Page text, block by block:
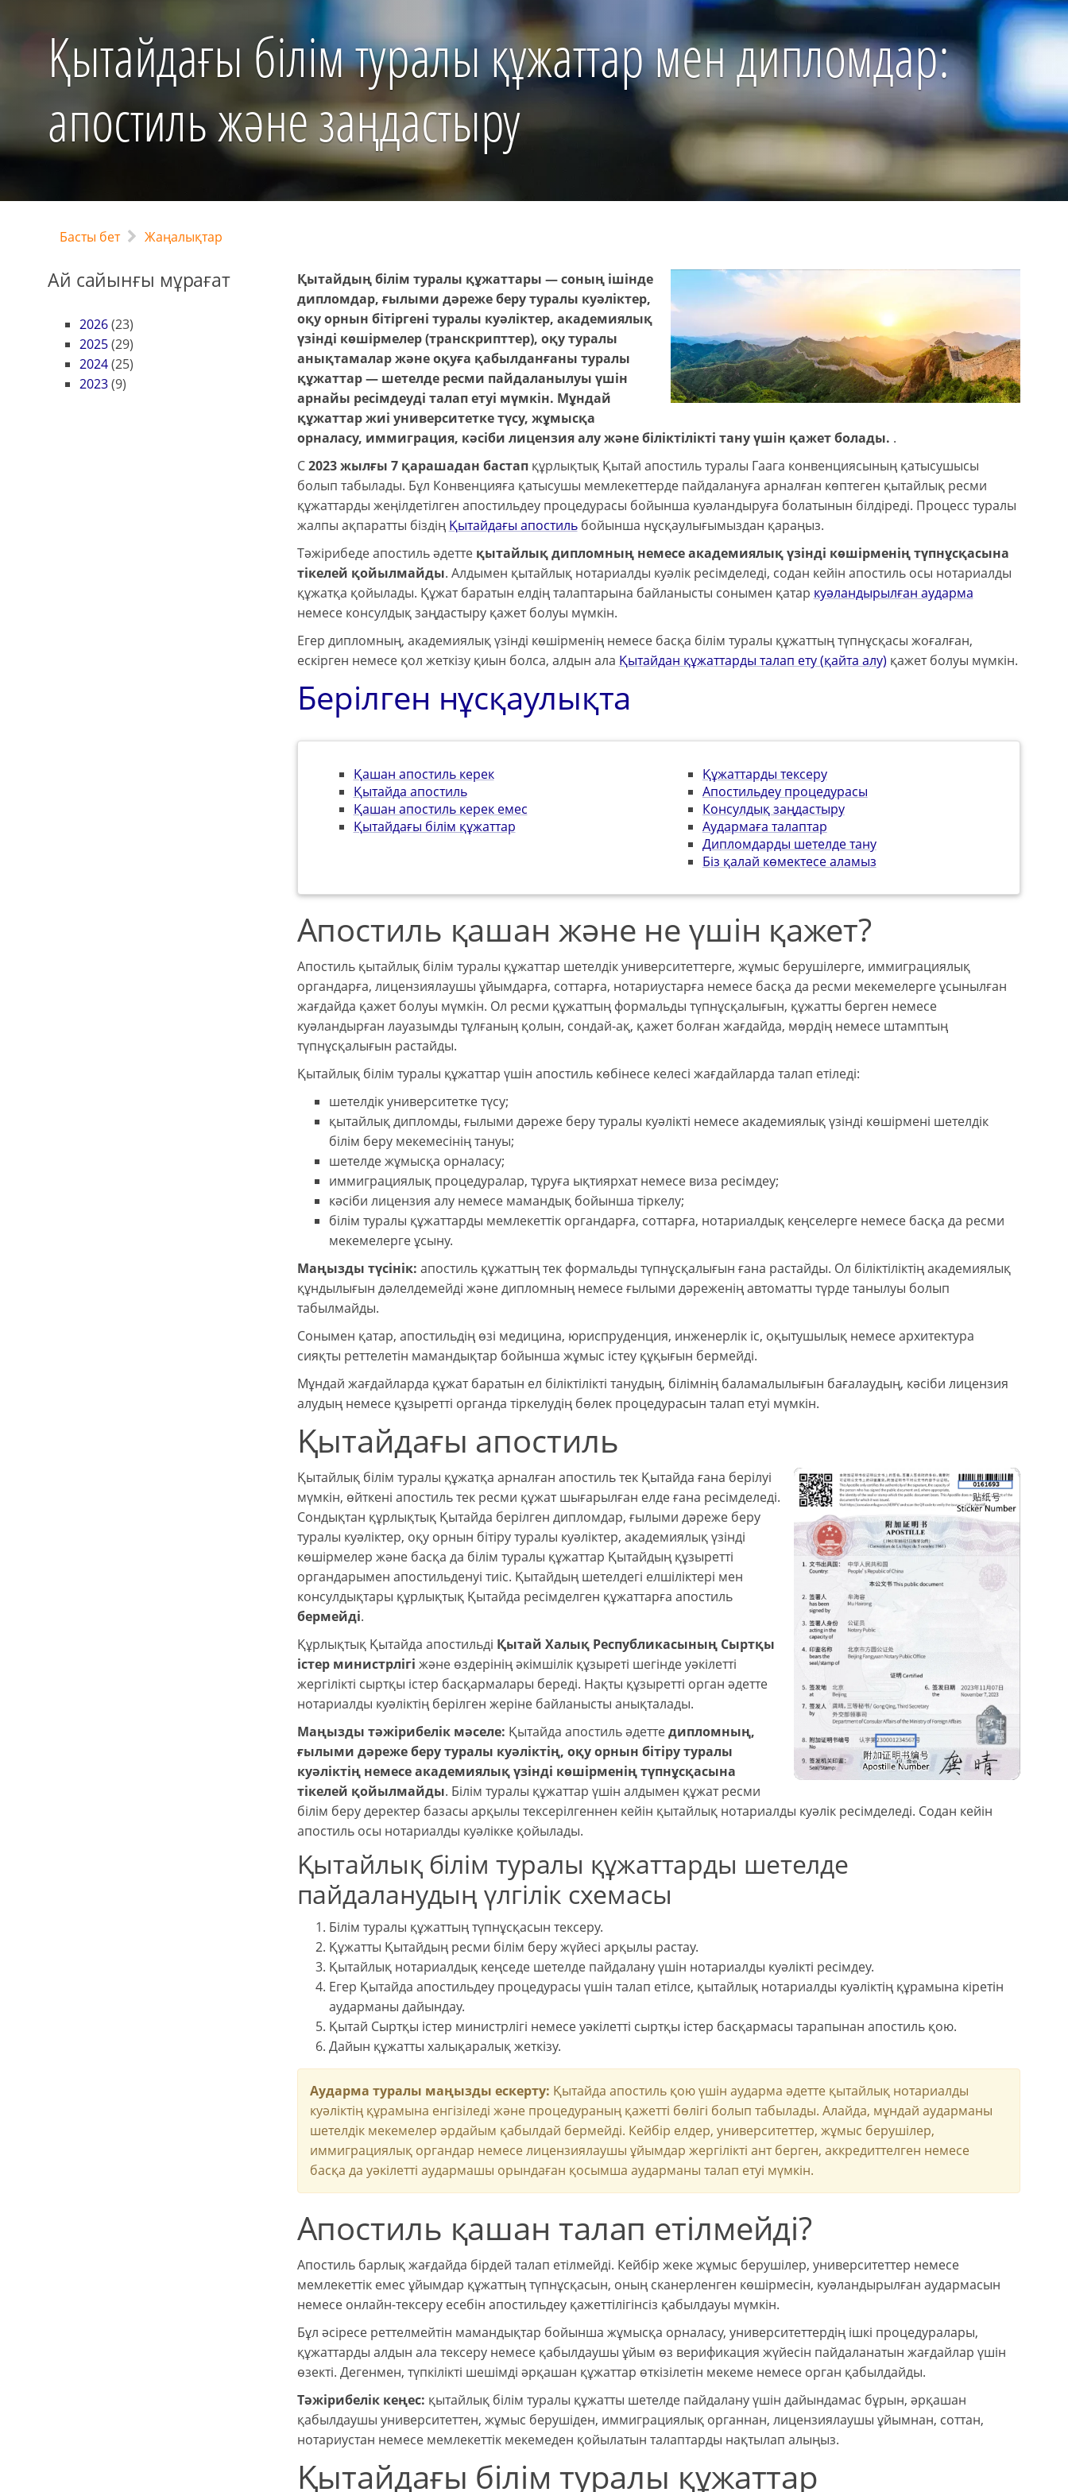
Қытайдағы білім туралы құжаттар мен дипломдар:
апостиль және заңдастыру
Басты бет Жаңалықтар
Ай сайынғы мұрағат
2026(23)
2025(29)
2024(25)
2023(9)
Қытайдың білім туралы құжаттары — соның ішінде
дипломдар, ғылыми дәреже беру туралы куәліктер,
оқу орнын бітіргені туралы куәліктер, академиялық
үзінді көшірмелер (транскрипттер), оқу туралы
анықтамалар және оқуға қабылданғаны туралы
құжаттар — шетелде ресми пайдаланылуы үшін
арнайы ресімдеуді талап етуі мүмкін. Мұндай
құжаттар жиі университетке түсу, жұмысқа
орналасу, иммиграция, кәсіби лицензия алу және біліктілікті тану үшін қажет болады. .
С2023 жылғы 7 қарашадан бастапқұрлықтық Қытай апостиль туралы Гаага конвенциясының қатысушысы
болып табылады. Бұл Конвенцияға қатысушы мемлекеттерде пайдалануға арналған көптеген қытайлық ресми
құжаттарды жеңілдетілген апостильдеу процедурасы бойынша куәландыруға болатынын білдіреді. Процесс туралы
жалпы ақпаратты біздің Қытайдағы апостильбойынша нұсқаулығымыздан қараңыз.
Тәжірибеде апостиль әдетте қытайлық дипломның немесе академиялық үзінді көшірменің түпнұсқасына
тікелей қойылмайды. Алдымен қытайлық нотариалды куәлік ресімделеді, содан кейін апостиль осы нотариалды
құжатқа қойылады. Құжат баратын елдің талаптарына байланысты сонымен қатар куәландырылған аударма
немесе консулдық заңдастыру қажет болуы мүмкін.
Егер дипломның, академиялық үзінді көшірменің немесе басқа білім туралы құжаттың түпнұсқасы жоғалған,
ескірген немесе қол жеткізу қиын болса, алдын ала Қытайдан құжаттарды талап ету (қайта алу) қажет болуы мүмкін.
Берілген нұсқаулықта
Қашан апостиль керек
Қытайда апостиль
Қашан апостиль керек емес
Қытайдағы білім құжаттар
Құжаттарды тексеру
Апостильдеу процедурасы
Консулдық заңдастыру
Аудармаға талаптар
Дипломдарды шетелде тану
Біз қалай көмектесе аламыз
Апостиль қашан және не үшін қажет?
Апостиль қытайлық білім туралы құжаттар шетелдік университеттерге, жұмыс берушілерге, иммиграциялық
органдарға, лицензиялаушы ұйымдарға, соттарға, нотариустарға немесе басқа да ресми мекемелерге ұсынылған
жағдайда қажет болуы мүмкін. Ол ресми құжаттың формальды түпнұсқалығын, құжатты берген немесе
куәландырған лауазымды тұлғаның қолын, сондай-ақ, қажет болған жағдайда, мөрдің немесе штамптың
түпнұсқалығын растайды.
Қытайлық білім туралы құжаттар үшін апостиль көбінесе келесі жағдайларда талап етіледі:
шетелдік университетке түсу;
қытайлық дипломды, ғылыми дәреже беру туралы куәлікті немесе академиялық үзінді көшірмені шетелдік
білім беру мекемесінің тануы;
шетелде жұмысқа орналасу;
иммиграциялық процедуралар, тұруға ықтиярхат немесе виза ресімдеу;
кәсіби лицензия алу немесе мамандық бойынша тіркелу;
білім туралы құжаттарды мемлекеттік органдарға, соттарға, нотариалдық кеңселерге немесе басқа да ресми
мекемелерге ұсыну.
Маңызды түсінік: апостиль құжаттың тек формальды түпнұсқалығын ғана растайды. Ол біліктіліктің академиялық
құндылығын дәлелдемейді және дипломның немесе ғылыми дәреженің автоматты түрде танылуы болып
табылмайды.
Сонымен қатар, апостильдің өзі медицина, юриспруденция, инженерлік іс, оқытушылық немесе архитектура
сияқты реттелетін мамандықтар бойынша жұмыс істеу құқығын бермейді.
Мұндай жағдайларда құжат баратын ел біліктілікті танудың, білімнің баламалылығын бағалаудың, кәсіби лицензия
алудың немесе құзыретті органда тіркелудің бөлек процедурасын талап етуі мүмкін.
Қытайдағы апостиль
Қытайлық білім туралы құжатқа арналған апостиль тек Қытайда ғана берілуі
мүмкін, өйткені апостиль тек ресми құжат шығарылған елде ғана ресімделеді.
Сондықтан құрлықтық Қытайда берілген дипломдар, ғылыми дәреже беру
туралы куәліктер, оқу орнын бітіру туралы куәліктер, академиялық үзінді
көшірмелер және басқа да білім туралы құжаттар Қытайдың құзыретті
органдарымен апостильденуі тиіс. Қытайдың шетелдегі елшіліктері мен
консулдықтары құрлықтық Қытайда ресімделген құжаттарға апостиль
бермейді.
Құрлықтық Қытайда апостильді Қытай Халық Республикасының Сыртқы
істер министрлігі және өздерінің әкімшілік құзыреті шегінде уәкілетті
жергілікті сыртқы істер басқармалары береді. Нақты құзыретті орган әдетте
нотариалды куәліктің берілген жеріне байланысты анықталады.
Маңызды тәжірибелік мәселе: Қытайда апостиль әдеттедипломның,
ғылыми дәреже беру туралы куәліктің, оқу орнын бітіру туралы
куәліктің немесе академиялық үзінді көшірменің түпнұсқасына
тікелей қойылмайды. Білім туралы құжаттар үшін алдымен құжат ресми
білім беру деректер базасы арқылы тексерілгеннен кейін қытайлық нотариалды куәлік ресімделеді. Содан кейін
апостиль осы нотариалды куәлікке қойылады.
Қытайлық білім туралы құжаттарды шетелде
пайдаланудың үлгілік схемасы
Білім туралы құжаттың түпнұсқасын тексеру.
Құжатты Қытайдың ресми білім беру жүйесі арқылы растау.
Қытайлық нотариалдық кеңседе шетелде пайдалану үшін нотариалды куәлікті ресімдеу.
Егер Қытайда апостильдеу процедурасы үшін талап етілсе, қытайлық нотариалды куәліктің құрамына кіретін
аударманы дайындау.
Қытай Сыртқы істер министрлігі немесе уәкілетті сыртқы істер басқармасы тарапынан апостиль қою.
Дайын құжатты халықаралық жеткізу.
Аударма туралы маңызды ескерту: Қытайда апостиль қою үшін аударма әдетте қытайлық нотариалды
куәліктің құрамына енгізіледі және процедураның қажетті бөлігі болып табылады. Алайда, мұндай аударманы
шетелдік мекемелер әрдайым қабылдай бермейді. Кейбір елдер, университеттер, жұмыс берушілер,
иммиграциялық органдар немесе лицензиялаушы ұйымдар жергілікті ант берген, аккредиттелген немесе
басқа да уәкілетті аудармашы орындаған қосымша аударманы талап етуі мүмкін.
Апостиль қашан талап етілмейді?
Апостиль барлық жағдайда бірдей талап етілмейді. Кейбір жеке жұмыс берушілер, университеттер немесе
мемлекеттік емес ұйымдар құжаттың түпнұсқасын, оның сканерленген көшірмесін, куәландырылған аудармасын
немесе онлайн-тексеру есебін апостильдеу қажеттілігінсіз қабылдауы мүмкін.
Бұл әсіресе реттелмейтін мамандықтар бойынша жұмысқа орналасу, университеттердің ішкі процедуралары,
құжаттарды алдын ала тексеру немесе қабылдаушы ұйым өз верификация жүйесін пайдаланатын жағдайлар үшін
өзекті. Дегенмен, түпкілікті шешімді әрқашан құжаттар өткізілетін мекеме немесе орган қабылдайды.
Тәжірибелік кеңес: қытайлық білім туралы құжатты шетелде пайдалану үшін дайындамас бұрын, әрқашан
қабылдаушы университеттен, жұмыс берушіден, иммиграциялық органнан, лицензиялаушы ұйымнан, соттан,
нотариустан немесе мемлекеттік мекемеден қойылатын талаптарды нақтылап алыңыз.
Қытайдағы білім туралы құжаттар